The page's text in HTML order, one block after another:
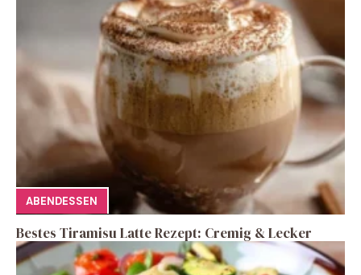
ABENDESSEN
Bestes Tiramisu Latte Rezept: Cremig & Lecker